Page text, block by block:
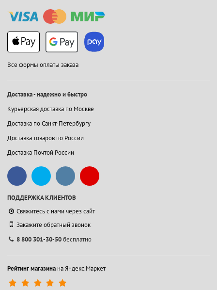
Все формы оплаты заказа
Доставка - надежно и быстро
Курьерская доставка по Москве
Доставка по Санкт-Петербургу
Доставка товаров по России
Доставка Почтой России
ПОДДЕРЖКА КЛИЕНТОВ
Свяжитесь с нами через сайт
Закажите обратный звонок
8 800 301-30-50бесплатно
Рейтинг магазина на Яндекс.Маркет